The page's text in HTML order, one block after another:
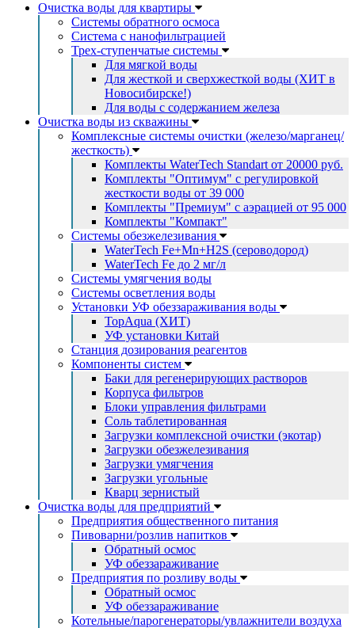
Очистка воды для квартиры
Системы обратного осмоса
Система с нанофильтрацией
Трех-ступенчатые системы
Для мягкой воды
Для жесткой и сверхжесткой воды (ХИТ в
Новосибирске!)
Для воды с содержанием железа
Очистка воды из скважины
Комплексные системы очистки (железо/марганец/
жесткость)
Комплекты WaterTech Standart от 20000 руб.
Комплекты "Оптимум" с регулировкой
жесткости воды от 39 000
Комплекты "Премиум" с аэрацией от 95 000
Комплекты "Компакт"
Системы обезжелезивания
WaterTech Fe+Mn+H2S (сероводород)
WaterTech Fe до 2 мг/л
Системы умягчения воды
Системы осветления воды
Установки УФ обеззараживания воды
TopAqua (ХИТ)
УФ установки Китай
Станция дозирования реагентов
Компоненты систем
Баки для регенерирующих растворов
Корпуса фильтров
Блоки управления фильтрами
Соль таблетированная
Загрузки комплексной очистки (экотар)
Загрузки обезжелезивания
Загрузки умягчения
Загрузки угольные
Кварц зернистый
Очистка воды для предприятий
Предприятия общественного питания
Пивоварни/розлив напитков
Обратный осмос
УФ обеззараживание
Предприятия по розливу воды
Обратный осмос
УФ обеззараживание
Котельные/парогенераторы/увлажнители воздуха